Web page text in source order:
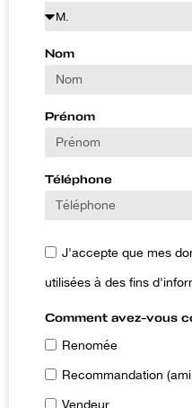
Nom
Prénom
Téléphone
J'accepte que mes
utilisées à des fins
Comment avez-vous
Renomée
Recommandation
Vendeur